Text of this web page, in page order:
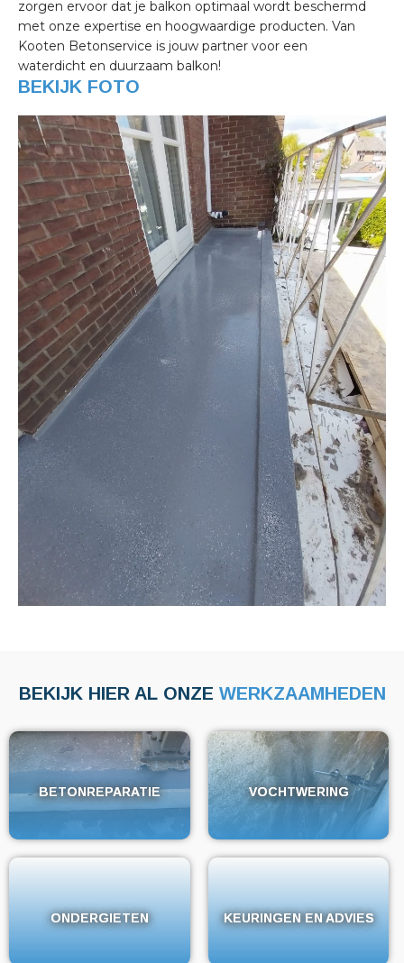
zorgen ervoor dat je balkon optimaal wordt beschermd
met onze expertise en hoogwaardige producten. Van
Kooten Betonservice is jouw partner voor een
waterdicht en duurzaam balkon!
BEKIJK FOTO
BEKIJK HIER AL ONZE WERKZAAMHEDEN
BETONREPARATIE
BETONREPARATIE VOCHTWERING
VOCHTWERING
ONDERGIETEN
ONDERGIETEN KEURINGEN EN ADVIES
KEURINGEN EN ADVIES